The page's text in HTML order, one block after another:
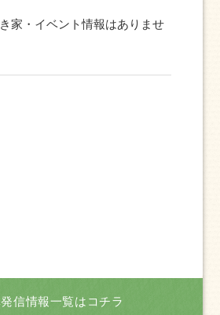
家・イベント情報はありませ
信情報一覧はコチラ